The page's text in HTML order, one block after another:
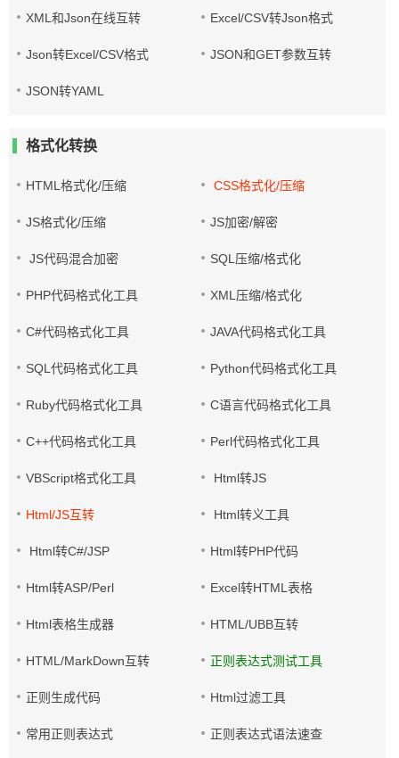
XML和Json在线互转 Excel/CSV转Json格式
Json转Excel/CSV格式 JSON和GET参数互转
JSON转YAML
格式化转换
HTML格式化/压缩 CSS格式化/压缩
JS格式化/压缩 JS加密/解密
JS代码混合加密 SQL压缩/格式化
PHP代码格式化工具 XML压缩/格式化
C#代码格式化工具 JAVA代码格式化工具
SQL代码格式化工具 Python代码格式化工具
Ruby代码格式化工具 C语言代码格式化工具
C++代码格式化工具 Perl代码格式化工具
VBScript格式化工具 Html转JS
Html/JS互转 Html转义工具
Html转C#/JSP Html转PHP代码
Html转ASP/Perl Excel转HTML表格
Html表格生成器 HTML/UBB互转
HTML/MarkDown互转 正则表达式测试工具
正则生成代码 Html过滤工具
常用正则表达式 正则表达式语法速查